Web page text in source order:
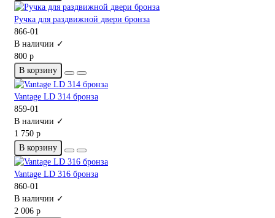
Ручка для раздвижной двери бронза
866-01
В наличии ✓
800 р
В корзину
Vantage LD 314 бронза
859-01
В наличии ✓
1 750 р
В корзину
Vantage LD 316 бронза
860-01
В наличии ✓
2 006 р